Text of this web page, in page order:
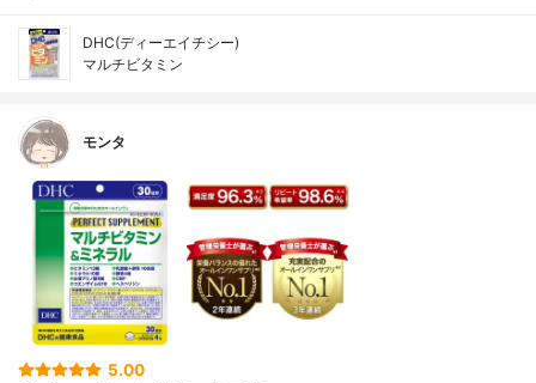
DHC(ディーエイチシー)
マルチビタミン
モンタ
5.00